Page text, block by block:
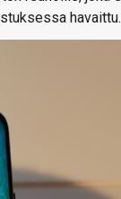
havaittu.